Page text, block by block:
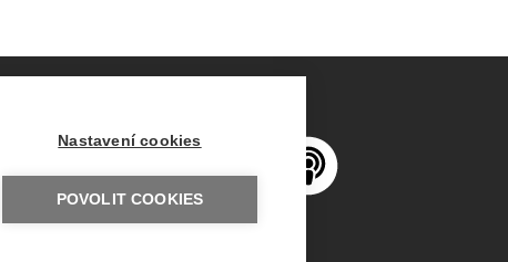
Nastavení cookies
POVOLIT COOKIES